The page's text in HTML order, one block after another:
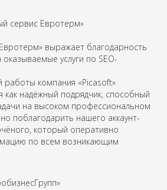
сервис Евротерм»
выражает благодарность
услуги по SEO-
работы компания «Picasoft»
как надёжный подрядчик, способный
на высоком профессиональном
поблагодарить нашего аккаунт-
который оперативно
по всем возникающим